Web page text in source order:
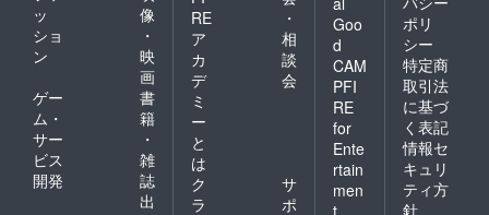
ッ
ショ
ン
像
・
映
画
ゲー
ム・
サー
ビス
開発
書
籍
・
雑
誌
出
RE
ア
カ
デ
ミ
ー
と
は
・
相
談
会
ク
ラ
サ
ポ
Goo
d
CAM
PFI
RE
for
Ente
rtain
men
t
ポリ
シー
特定商
取引法
に基づ
く表記
情報セ
キュリ
ティ方
針